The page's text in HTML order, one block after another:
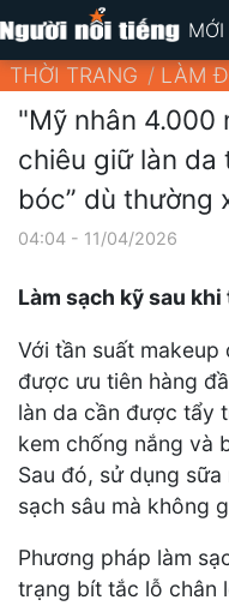
MỚI
THỜI TRANG LÀM
"Mỹ nhân 4.000
chiêu giữ làn da
bóc” dù thường
04:04 - 11/04/2026
Làm sạch kỹ sau
Với tần suất makeup
được ưu tiên hàng
làn da cần được tẩy
kem chống nắng và
Sau đó, sử dụng
sạch sâu mà không
Phương pháp làm
trạng bít tắc lỗ chân